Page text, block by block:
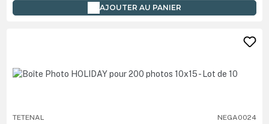
AJOUTER AU PANIER
TETENAL NEGA0024